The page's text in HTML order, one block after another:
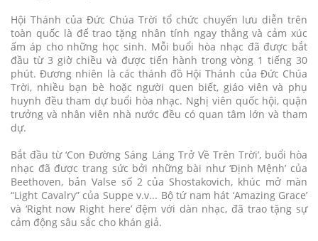
Hội Thánh của Đức Chúa Trời tổ chức chuyến lưu diễn trên
toàn quốc là để trao tặng nhân tính ngay thẳng và cảm xúc
ấm áp cho những học sinh. Mỗi buổi hòa nhạc đã được bắt
đầu từ 3 giờ chiều và được tiến hành trong vòng 1 tiếng 30
phút. Đương nhiên là các thánh đồ Hội Thánh của Đức Chúa
Trời, nhiều bạn bè hoặc người quen biết, giáo viên và phụ
huynh đều tham dự buổi hòa nhạc. Nghị viên quốc hội, quận
trưởng và nhân viên nhà nước đều có quan tâm lớn và tham
dự.
Bắt đầu từ ‘Con Đường Sáng Láng Trở Về Trên Trời’, buổi hòa
nhạc đã được trang sức bởi những bài như ‘Định Mệnh’ của
Beethoven, bản Valse số 2 của Shostakovich, khúc mở màn
“Light Cavalry” của Suppe v.v... Bộ tứ nam hát ‘Amazing Grace’
và ‘Right now Right here’ đệm với dàn nhạc, đã trao tặng sự
cảm động sâu sắc cho khán giả.